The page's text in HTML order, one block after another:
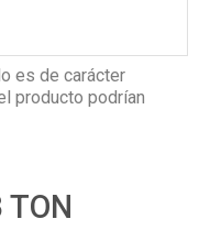
es de carácter
producto podrían
TON